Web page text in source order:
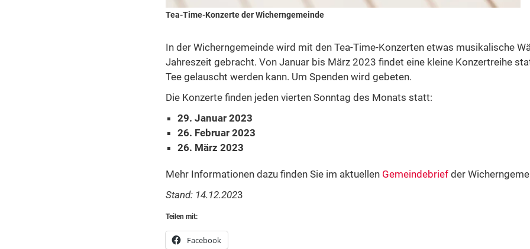
Tea-Time-Konzerte der Wicherngemeinde
In der Wicherngemeinde wird mit den Tea-Time-Konzerten etwas musikalische
Jahreszeit gebracht. Von Januar bis März 2023 findet eine kleine Konzertreihe
Tee gelauscht werden kann. Um Spenden wird gebeten.
Die Konzerte finden jeden vierten Sonntag des Monats statt:
29. Januar 2023
26. Februar 2023
26. März 2023
Mehr Informationen dazu finden Sie im aktuellen Gemeindebriefder
Stand: 14.12.2023
Teilen mit:
Facebook